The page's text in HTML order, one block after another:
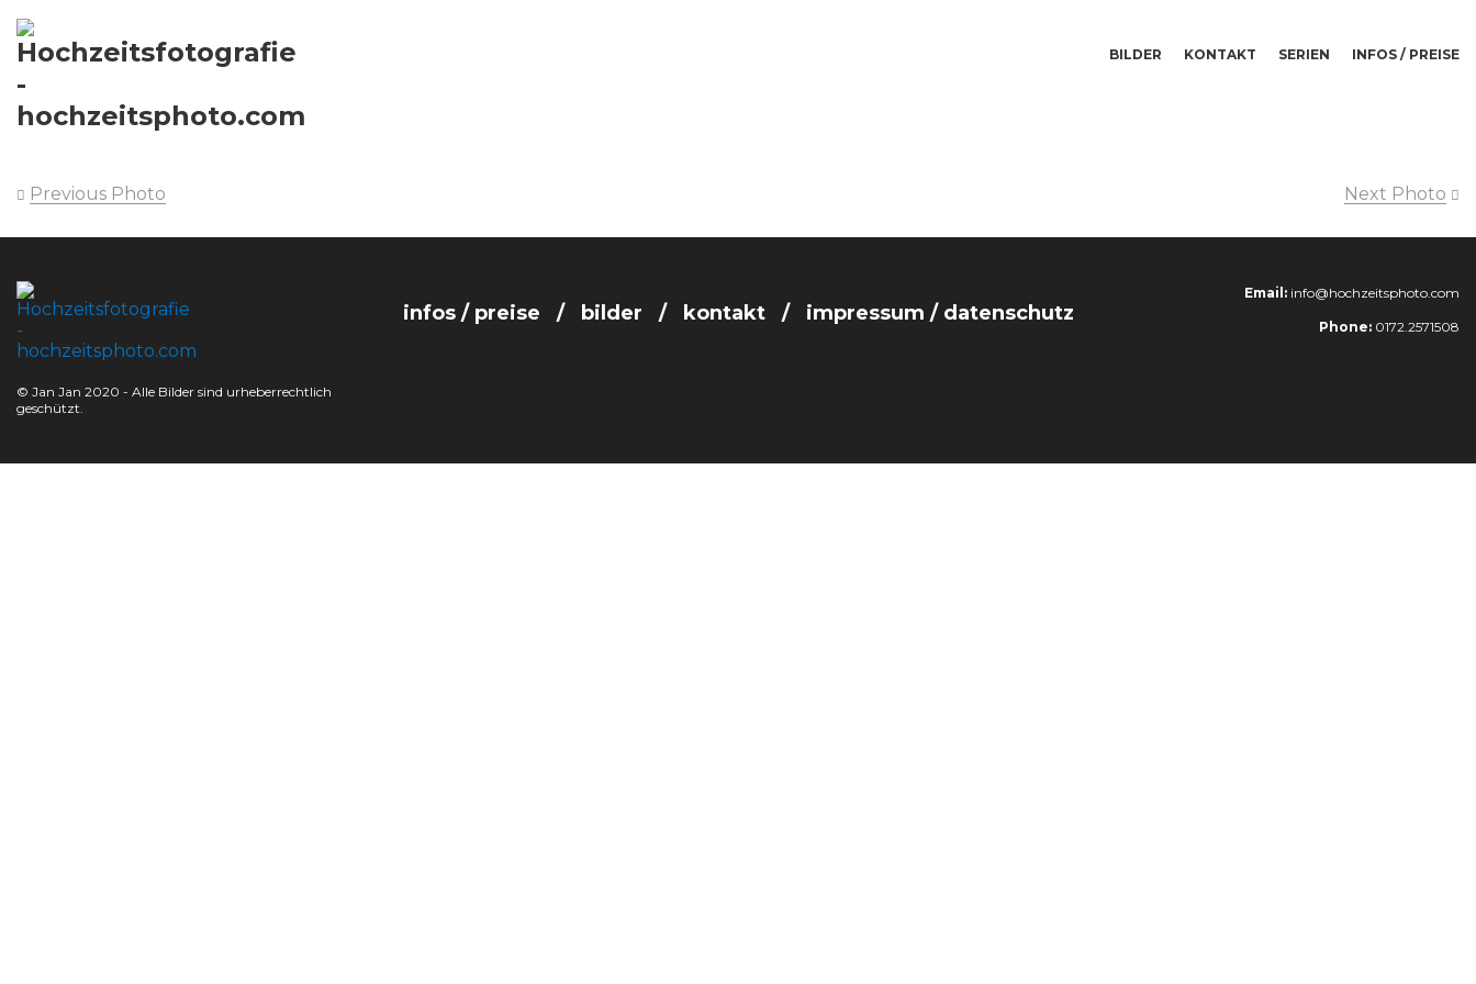
BILDER KONTAKT SERIEN INFOS / PREISE
Previous Photo Next Photo
© Jan Jan 2020 - Alle Bilder sind urheberrechtlich
geschützt.
infos / preise bilder kontakt impressum / datenschutz
Email: info@hochzeitsphoto.com
Phone: 0172.2571508